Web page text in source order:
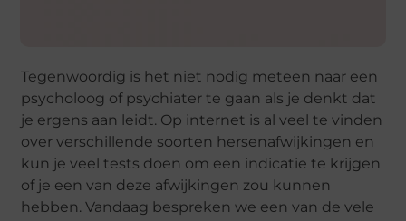
Tegenwoordig is het niet nodig meteen naar een
psycholoog of psychiater te gaan als je denkt dat
je ergens aan leidt. Op internet is al veel te vinden
over verschillende soorten hersenafwijkingen en
kun je veel tests doen om een indicatie te krijgen
of je een van deze afwijkingen zou kunnen
hebben. Vandaag bespreken we een van de vele